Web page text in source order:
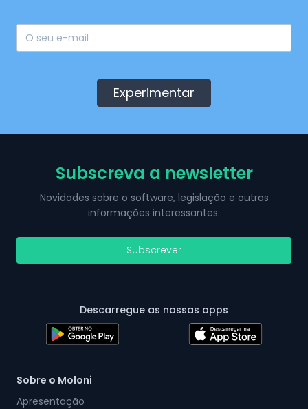
Experimentar
Subscreva a newsletter
Novidades sobre o software, legislação e outras
informações interessantes.
Subscrever
Descarregue as nossas apps
Sobre o Moloni
Apresentação